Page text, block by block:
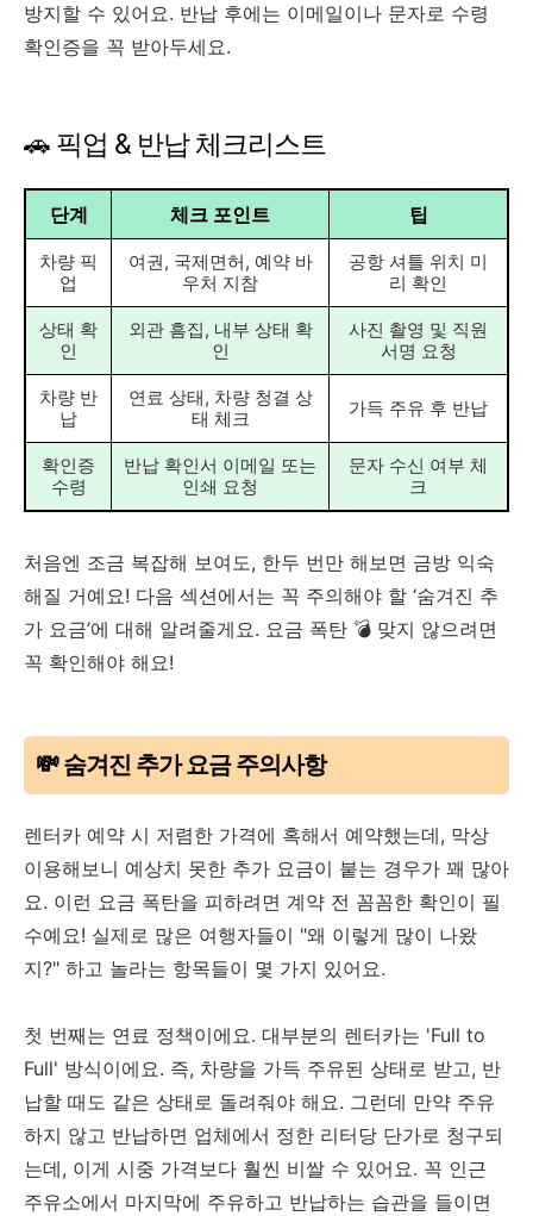
방지할 수 있어요. 반납 후에는 이메일이나 문자로 수령
확인증을 꼭 받아두세요.
🚗 픽업 & 반납 체크리스트
단계 체크 포인트 팁
차량 픽
업
여권, 국제면허, 예약 바
우처 지참
공항 셔틀 위치 미
리 확인
상태 확
인
외관 흠집, 내부 상태 확
인
사진 촬영 및 직원
서명 요청
차량 반
납
연료 상태, 차량 청결 상
태 체크
가득 주유 후 반납
확인증
수령
반납 확인서 이메일 또는
인쇄 요청
문자 수신 여부 체
크
처음엔 조금 복잡해 보여도, 한두 번만 해보면 금방 익숙
해질 거예요! 다음 섹션에서는 꼭 주의해야 할 ‘숨겨진 추
가 요금’에 대해 알려줄게요. 요금 폭탄 💣 맞지 않으려면
꼭 확인해야 해요!
💸 숨겨진 추가 요금 주의사항
렌터카 예약 시 저렴한 가격에 혹해서 예약했는데, 막상
이용해보니 예상치 못한 추가 요금이 붙는 경우가 꽤 많아
요. 이런 요금 폭탄을 피하려면 계약 전 꼼꼼한 확인이 필
수예요! 실제로 많은 여행자들이 "왜 이렇게 많이 나왔
지?" 하고 놀라는 항목들이 몇 가지 있어요.
첫 번째는 연료 정책이에요. 대부분의 렌터카는 'Full to
Full' 방식이에요. 즉, 차량을 가득 주유된 상태로 받고, 반
납할 때도 같은 상태로 돌려줘야 해요. 그런데 만약 주유
하지 않고 반납하면 업체에서 정한 리터당 단가로 청구되
는데, 이게 시중 가격보다 훨씬 비쌀 수 있어요. 꼭 인근
주유소에서 마지막에 주유하고 반납하는 습관을 들이면